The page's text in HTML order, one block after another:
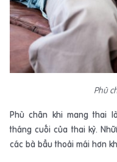
Phù
Phù chân khi mang thai
tháng cuối của thai kỳ.
các bà bầu thoải mái hơn